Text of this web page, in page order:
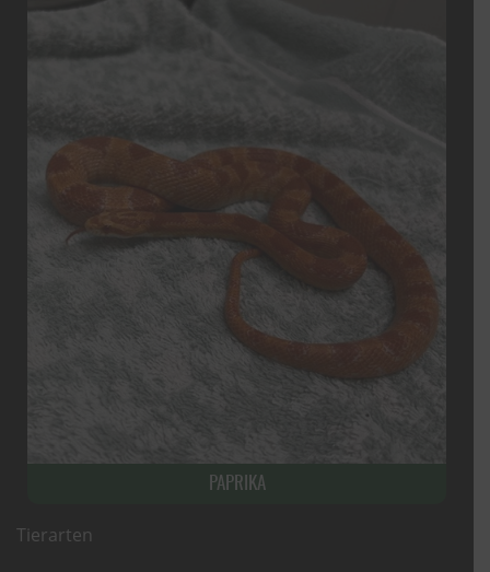
PAPRIKA
Tierarten